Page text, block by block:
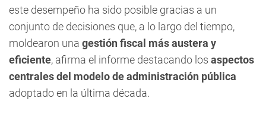
este desempeño ha sido posible gracias a un
conjunto de decisiones que, a lo largo del tiempo,
moldearon una gestión fiscal más austera y
eficiente, afirma el informe destacando los aspectos
centrales del modelo de administración pública
adoptado en la última década.